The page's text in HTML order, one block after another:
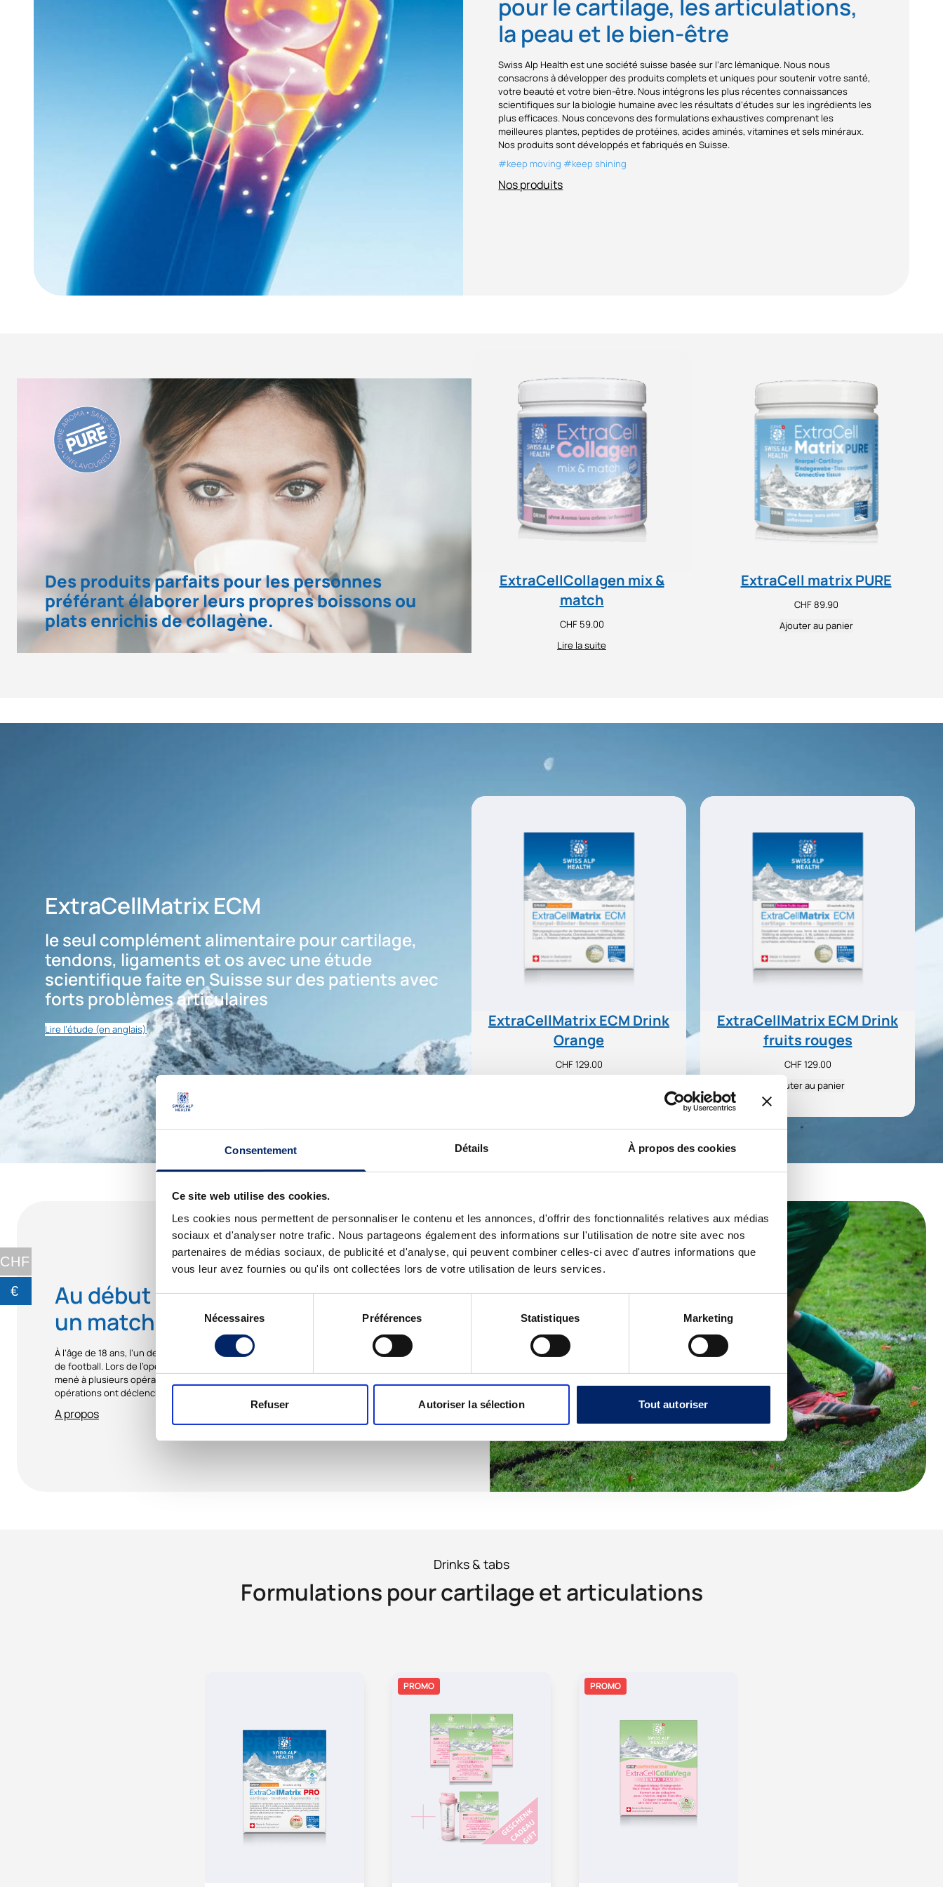
Consentement Détails À propos des cookies
Ce site web utilise des cookies.
Les cookies nous permettent de personnaliser le contenu et les annonces, d'offrir des fonctionnalités relatives aux médias
sociaux et d'analyser notre trafic. Nous partageons également des informations sur l'utilisation de notre site avec nos
partenaires de médias sociaux, de publicité et d'analyse, qui peuvent combiner celles-ci avec d'autres informations que
vous leur avez fournies ou qu'ils ont collectées lors de votre utilisation de leurs services.
consentement
Nécessaires Préférences Statistiques Marketing
Refuser Autoriser la sélection Tout autoriser
pour le cartilage, les articulations,
la peau et le bien-être
Swiss Alp Health est une société suisse basée sur l’arc lémanique. Nous nous
consacrons à développer des produits complets et uniques pour soutenir votre santé,
votre beauté et votre bien-être. Nous intégrons les plus récentes connaissances
scientifiques sur la biologie humaine avec les résultats d’études sur les ingrédients les
plus efficaces. Nous concevons des formulations exhaustives comprenant les
meilleures plantes, peptides de protéines, acides aminés, vitamines et sels minéraux.
Nos produits sont développés et fabriqués en Suisse.
#keep moving #keep shining
Nos produits
Des produits parfaits pour les personnes
préférant élaborer leurs propres boissons ou
plats enrichis de collagène.
ExtraCellCollagen mix &
match
CHF59.00
Lire la suite
ExtraCell matrix PURE
CHF89.90
Ajouter au panier
ExtraCellMatrix ECM
le seul complément alimentaire pour cartilage,
tendons, ligaments et os avec une étude
scientifique faite en Suisse sur des patients avec
forts problèmes articulaires
Lire l’étude (en anglais)
ExtraCellMatrix ECM Drink
Orange
CHF129.00
ExtraCellMatrix ECM Drink
fruits rouges
CHF129.00
Ajouter au panier
Au début de cette histoire:
un match de football
À l’âge de 18 ans, l’un de nos fondateurs s’est déchiré les ligaments croisés lors d’un match
de football. Lors de l’opération initiale, il a attrapé une infection aux staphylocoques, ce qui a
mené à plusieurs opérations pour enfin réussir à s’en débarrasser. L’infection et les
opérations ont déclenché une perte de cartilage et une forte arthrose
A propos
Drinks & tabs
Formulations pour cartilage et articulations
PROMO PROMO
CHF
€